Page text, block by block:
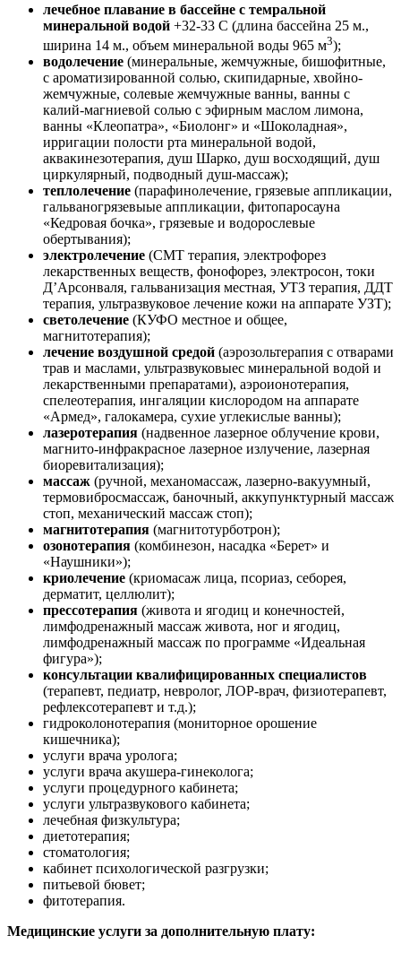
лечебное плавание в бассейне с темральной
минеральной водой +32-33 C (длина бассейна 25 м.,
ширина 14 м., объем минеральной воды 965 м3);
водолечение (минеральные, жемчужные, бишофитные,
с ароматизированной солью, скипидарные, хвойно-
жемчужные, солевые жемчужные ванны, ванны с
калий-магниевой солью с эфирным маслом лимона,
ванны «Клеопатра», «Биолонг» и «Шоколадная»,
ирригации полости рта минеральной водой,
аквакинезотерапия, душ Шарко, душ восходящий, душ
циркулярный, подводный душ-массаж);
теплолечение (парафинолечение, грязевые аппликации,
гальваногрязевыые аппликации, фитопаросауна
«Кедровая бочка», грязевые и водорослевые
обертывания);
электролечение (СМТ терапия, электрофорез
лекарственных веществ, фонофорез, электросон, токи
Д’Арсонваля, гальванизация местная, УТЗ терапия, ДДТ
терапия, ультразвуковое лечение кожи на аппарате УЗТ);
светолечение (КУФО местное и общее,
магнитотерапия);
лечение воздушной средой (аэрозольтерапия с отварами
трав и маслами, ультразвуковыес минеральной водой и
лекарственными препаратами), аэроионотерапия,
спелеотерапия, ингаляции кислородом на аппарате
«Армед», галокамера, сухие углекислые ванны);
лазеротерапия (надвенное лазерное облучение крови,
магнито-инфракрасное лазерное излучение, лазерная
биоревитализация);
массаж (ручной, механомассаж, лазерно-вакуумный,
термовибросмассаж, баночный, аккупунктурный массаж
стоп, механический массаж стоп);
магнитотерапия (магнитотурботрон);
озонотерапия (комбинезон, насадка «Берет» и
«Наушники»);
криолечение (криомасаж лица, псориаз, себорея,
дерматит, целлюлит);
прессотерапия (живота и ягодиц и конечностей,
лимфодренажный массаж живота, ног и ягодиц,
лимфодренажный массаж по программе «Идеальная
фигура»);
консультации квалифицированных специалистов
(терапевт, педиатр, невролог, ЛОР-врач, физиотерапевт,
рефлексотерапевт и т.д.);
гидроколонотерапия (мониторное орошение
кишечника);
услуги врача уролога;
услуги врача акушера-гинеколога;
услуги процедурного кабинета;
услуги ультразвукового кабинета;
лечебная физкультура;
диетотерапия;
стоматология;
кабинет психологической разгрузки;
питьевой бювет;
фитотерапия.
Медицинские услуги за дополнительную плату: